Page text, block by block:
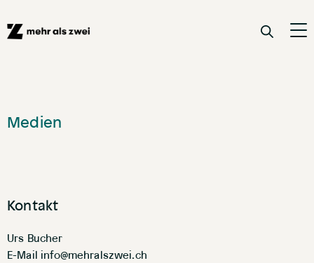
Medien
Kontakt
Urs Bucher
E-Mail hc.iewzslarhem@ofni